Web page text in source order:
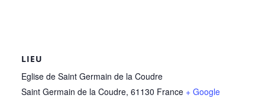
LIEU
Eglise de Saint Germain de la Coudre
Saint Germain de la Coudre, 61130 France + Google